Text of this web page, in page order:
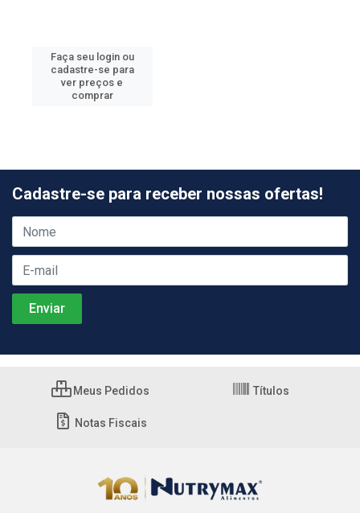
Faça seu login ou
cadastre-se para
ver preços e
comprar
Cadastre-se para receber nossas ofertas!
Meus Pedidos Títulos
Notas Fiscais